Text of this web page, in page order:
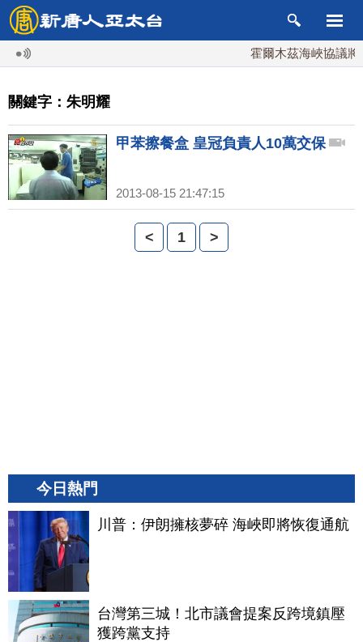
霍爾木茲海峽協議將
關鍵字：朱明耀
甲苯擦餐盒 皇冠負責人10萬交保
2013-08-15 21:47:15
< 1 >
今日熱門
川普：伊朗擁核夢碎 海峽即將恢復通航
台灣第三城！北市議會提案反跨境鎮壓
獲跨黨支持